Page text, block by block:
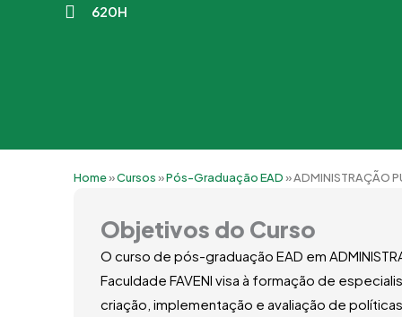
620H
Home»Cursos»Pós-Graduação EAD»ADMINISTRAÇÃO
Objetivos do Curso
O curso de pós-graduação EAD em
Faculdade FAVENI visa à formação de
criação, implementação e avaliação de